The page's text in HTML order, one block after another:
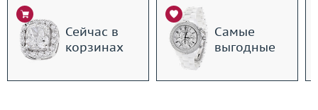
Сейчас в
корзинах
Самые
выгодные